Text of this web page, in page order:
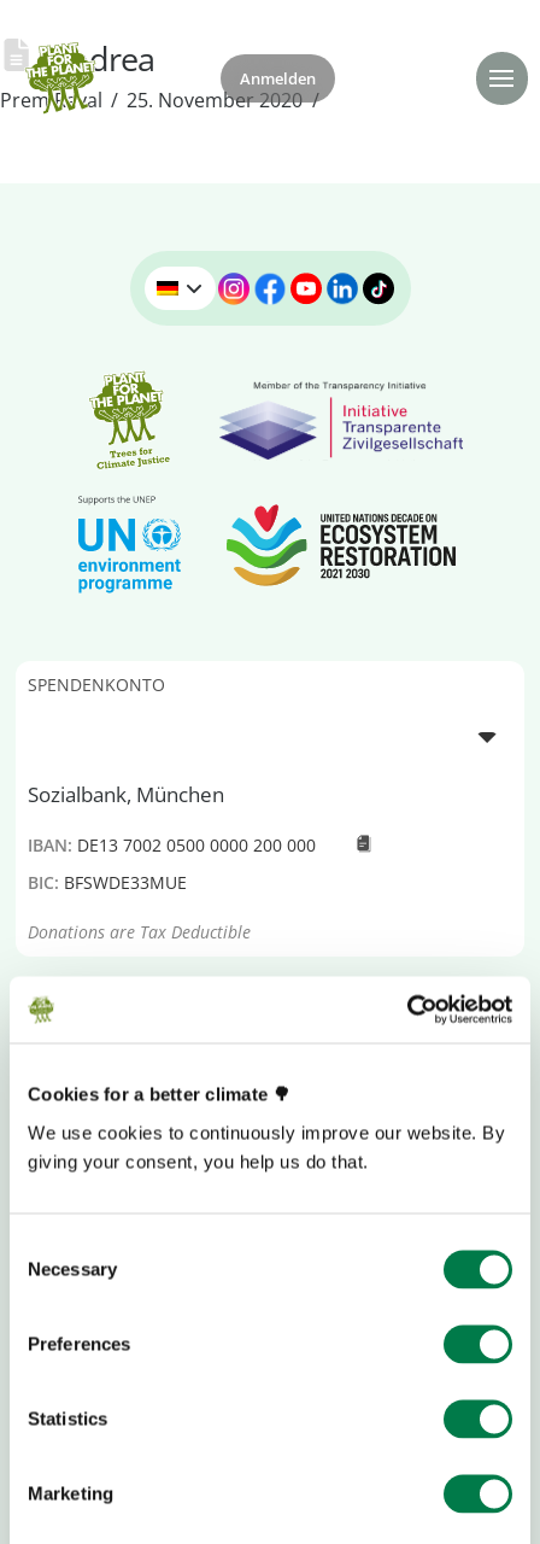
Cookies for a better climate 🌳
We use cookies to continuously improve our website. By
giving your consent, you help us do that.
Selection
Necessary
Preferences
Statistics
Marketing
Anmelden
Andrea
Prem Raval 25. November 2020
SPENDENKONTO
Sozialbank, München
IBAN: DE13 7002 0500 0000 200 000
BIC: BFSWDE33MUE
Donations are Tax Deductible
Plant-for-the-Planet
ist eine globale Initiative, die für
einzusetzen, und schützen und
Waldökosysteme. Außerdem betreiben wirForschung
und bietenkostenlose Software-Tools
Wir sind davon überzeugt, dass die drei Billionen
Bäume der Welt geschützt werden müssen und tragen
Team und Story
Jugend-Empowerment